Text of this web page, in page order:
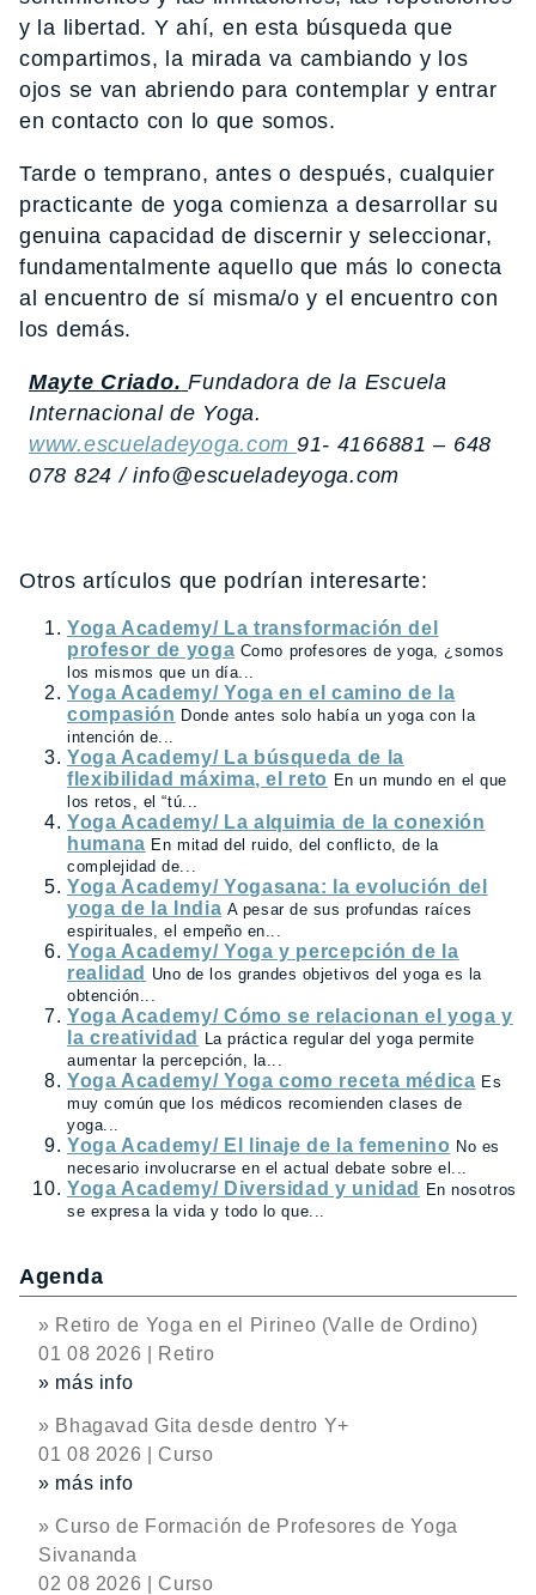
y la libertad. Y ahí, en esta búsqueda que
compartimos, la mirada va cambiando y los
ojos se van abriendo para contemplar y entrar
en contacto con lo que somos.
Tarde o temprano, antes o después, cualquier
practicante de yoga comienza a desarrollar su
genuina capacidad de discernir y seleccionar,
fundamentalmente aquello que más lo conecta
al encuentro de sí misma/o y el encuentro con
los demás.
Mayte Criado. Fundadora de la Escuela
Internacional de Yoga.
www.escueladeyoga.com 91- 4166881 – 648
078 824 / info@escueladeyoga.com
Otros artículos que podrían interesarte:
Yoga Academy/ La transformación del
profesor de yoga Como profesores de yoga, ¿somos
los mismos que un día...
Yoga Academy/ Yoga en el camino de la
compasión Donde antes solo había un yoga con la
intención de...
Yoga Academy/ La búsqueda de la
flexibilidad máxima, el reto En un mundo en el que
los retos, el “tú...
Yoga Academy/ La alquimia de la conexión
humana En mitad del ruido, del conflicto, de la
complejidad de...
Yoga Academy/ Yogasana: la evolución del
yoga de la India A pesar de sus profundas raíces
espirituales, el empeño en...
Yoga Academy/ Yoga y percepción de la
realidad
Uno de los grandes objetivos del yoga es la
obtención...
Yoga Academy/ Cómo se relacionan el yoga y
la creatividad
La práctica regular del yoga permite
aumentar la percepción, la...
Yoga Academy/ Yoga como receta médica Es
muy común que los médicos recomienden clases de
yoga...
Yoga Academy/ El linaje de la femenino No es
necesario involucrarse en el actual debate sobre el...
Yoga Academy/ Diversidad y unidad
En nosotros
se expresa la vida y todo lo que...
Agenda
» Retiro de Yoga en el Pirineo (Valle de Ordino)
01 08 2026 | Retiro
» más info
» Bhagavad Gita desde dentro Y+
01 08 2026 | Curso
» más info
» Curso de Formación de Profesores de Yoga
Sivananda
02 08 2026 | Curso